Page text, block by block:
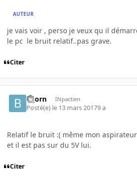
AUTEUR
je vais voir , perso je veux qu il
le pc le bruit relatif..pas grave.
Citer
Bijorn INpactien
Posté(e) le 13 mars 20179 a
Relatif le bruit :( même mon
et il est pas sur du 5V lui.
Citer